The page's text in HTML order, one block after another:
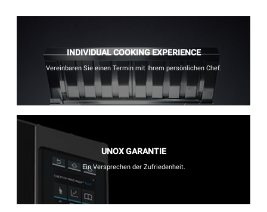
INDIVIDUAL COOKING EXPERIENCE
Vereinbaren Sie einen Termin mit Ihrem persönlichen Chef.
UNOX GARANTIE
Ein Versprechen der Zufriedenheit.